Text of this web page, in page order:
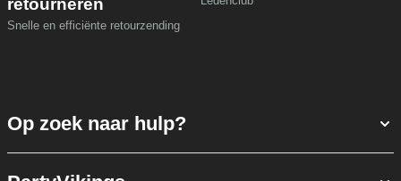
retourneren
Snelle en efficiënte retourzending
Op zoek naar hulp?